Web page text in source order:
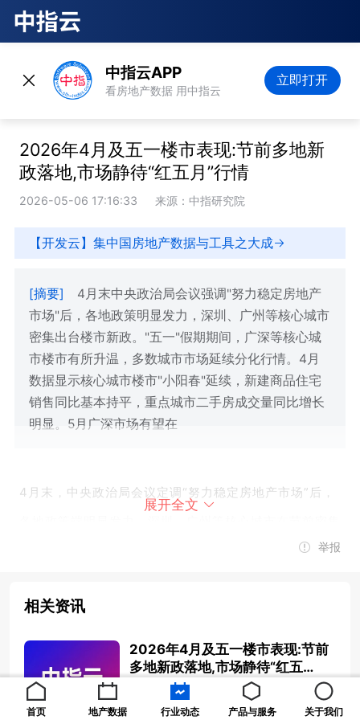
中指云APP
看房地产数据 用中指云
立即打开
2026年4月及五一楼市表现:节前多地新
政落地,市场静待“红五月”行情
2026-05-06 17:16:33 来源：中指研究院
【开发云】集中国房地产数据与工具之大成
[摘要]
4月末中央政治局会议强调"努力稳定房地产
市场"后，各地政策明显发力，深圳、广州等核心城市
密集出台楼市新政。"五一"假期期间，广深等核心城
市楼市有所升温，多数城市市场延续分化行情。4月
数据显示核心城市楼市"小阳春"延续，新建商品住宅
销售同比基本持平，重点城市二手房成交量同比增长
明显。5月广深市场有望在
4月末，中央政治局会议定调“努力稳定房地产市场”后，
出台楼市新政，涵盖核心区限购松绑、公积金提额、购房
动下楼市有所升温，多数城市市场延续前期分化行情。
从4月数据来看，核心城市楼市“小阳春”行情延续，新建
商品住宅销售面积同比基本持平，重点城市二手房成交量
展开全文
举报
相关资讯
2026年4月及五一楼市表现:节前
多地新政落地,市场静待“红五
月”行情
2026-05-06 17:16:33
首页 地产数据 行业动态 产品与服务 关于我们